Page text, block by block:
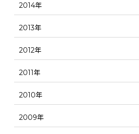
2014年
2013年
2012年
2011年
2010年
2009年